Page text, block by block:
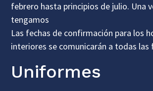
febrero hasta principios de julio. Una
tengamos
Las fechas de confirmación para los
interiores se comunicarán a todas las
Uniformes